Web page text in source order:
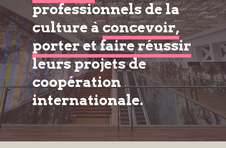
professionnels de la
culture àconcevoir,
porter et faire réussir
leurs projets de
coopération
internationale.